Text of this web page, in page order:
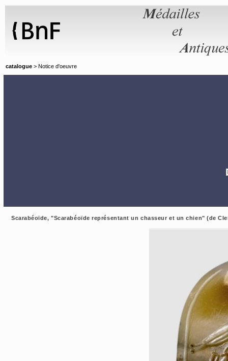
catalogue > Notice d'oeuvre
Scarabéoïde, "Scarabéoïde représentant un chasseur et un chien" (de